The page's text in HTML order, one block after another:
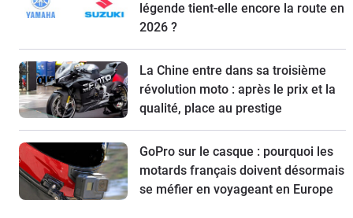
légende tient-elle encore la route en
2026 ?
La Chine entre dans sa troisième
révolution moto : après le prix et la
qualité, place au prestige
GoPro sur le casque : pourquoi les
motards français doivent désormais
se méfier en voyageant en Europe